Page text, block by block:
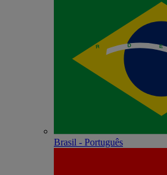
Brasil - Português